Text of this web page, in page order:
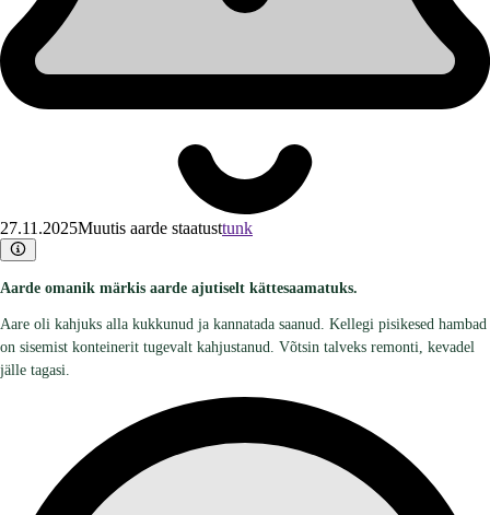
27.11.2025Muutis aarde staatusttunk
Aarde omanik märkis aarde ajutiselt kättesaamatuks.
Aare oli kahjuks alla kukkunud ja kannatada saanud. Kellegi pisikesed hambad
on sisemist konteinerit tugevalt kahjustanud. Võtsin talveks remonti, kevadel
jälle tagasi.